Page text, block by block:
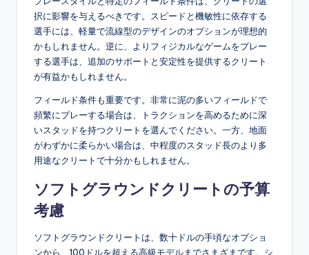
択に影響を与えるべきです。スピードと機敏性に依存する
選手には、軽量で流線型のデザインのオプションが理想的
かもしれません。逆に、よりフィジカルなゲームをプレー
する選手は、追加のサポートと安定性を提供するクリート
が有益かもしれません。
フィールド条件も重要です。非常に泥の多いフィールドで
頻繁にプレーする場合は、トラクションを高めるために深
いスタッドを持つクリートを選んでください。一方、地面
がわずかに柔らかい場合は、中程度のスタッド長のより多
用途なクリートで十分かもしれません。
ソフトグラウンドクリートの予算
考慮
ソフトグラウンドクリートは、数十ドルの手頃なオプショ
ンから、100ドルを超える高級モデルまでさまざまです。シ